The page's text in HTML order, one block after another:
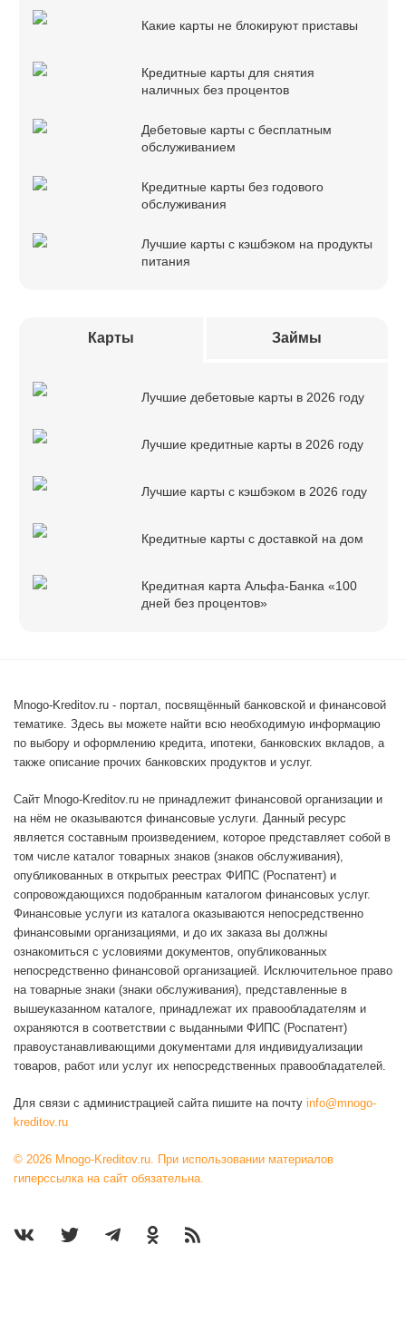
Какие карты не блокируют приставы
Кредитные карты для снятия
наличных без процентов
Дебетовые карты с бесплатным
обслуживанием
Кредитные карты без годового
обслуживания
Лучшие карты с кэшбэком на продукты
питания
Карты Займы
Лучшие дебетовые карты в 2026 году
Лучшие кредитные карты в 2026 году
Лучшие карты с кэшбэком в 2026 году
Кредитные карты с доставкой на дом
Кредитная карта Альфа-Банка «100
дней без процентов»
Mnogo-Kreditov.ru - портал, посвящённый банковской и финансовой
тематике. Здесь вы можете найти всю необходимую информацию
по выбору и оформлению кредита, ипотеки, банковских вкладов, а
также описание прочих банковских продуктов и услуг.
Сайт Mnogo-Kreditov.ru не принадлежит финансовой организации и
на нём не оказываются финансовые услуги. Данный ресурс
является составным произведением, которое представляет собой в
том числе каталог товарных знаков (знаков обслуживания),
опубликованных в открытых реестрах ФИПС (Роспатент) и
сопровождающихся подобранным каталогом финансовых услуг.
Финансовые услуги из каталога оказываются непосредственно
финансовыми организациями, и до их заказа вы должны
ознакомиться с условиями документов, опубликованных
непосредственно финансовой организацией. Исключительное право
на товарные знаки (знаки обслуживания), представленные в
вышеуказанном каталоге, принадлежат их правообладателям и
охраняются в соответствии с выданными ФИПС (Роспатент)
правоустанавливающими документами для индивидуализации
товаров, работ или услуг их непосредственных правообладателей.
Для связи с администрацией сайта пишите на почту info@mnogo-
kreditov.ru
© 2026 Mnogo-Kreditov.ru. При использовании материалов
гиперссылка на сайт обязательна.